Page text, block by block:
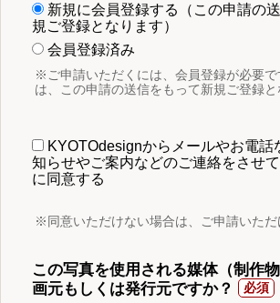
新規に会員登録する（この申請の
規ご登録となります）
会員登録済み
※ご申請いただくには、会員登録が必要
は、この申請の送信をもって新規ご登録と
KYOTOdesignからメールやお電話
知らせやご案内などのご連絡をさせ
に同意する
※同意いただけない場合は、ご申請いただ
この写真を使用される媒体（制作
画元もしくは発行元ですか？